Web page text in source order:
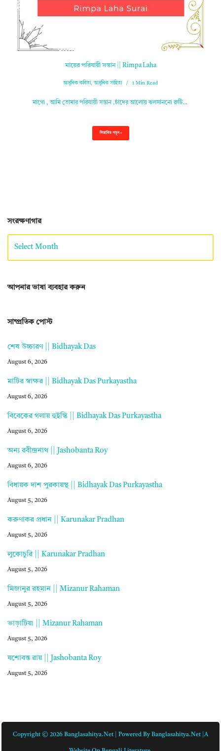
মায়ের পরিযায়ী সন্তান || Rimpa Laha
আধুনিক কবিতা,আধুনিক সাহিত্য 1 Min Read
মাগো , আমি তোমার পরিযায়ী সন্তান ,চাঁদের আলোয় ঝলসাননো রুটি…
বিস্তারিত পড়ুন »
সংরক্ষণাগার
আপনার ভাষা ব্যবহার করুন
সাম্প্রতিক পোস্ট
শেষ উচ্চারণ || Bidhayak Das
August 6, 2026
মাটির স্বাক্ষর || Bidhayak Das Purkayastha
August 6, 2026
বিবেকের গলায় হুইস্কি || Bidhayak Das Purkayastha
August 6, 2026
অন্য রবীন্দ্রনাথ || Jashobanta Roy
August 6, 2026
বিধায়ক দাশ পুরকায়স্থ || Bidhayak Das Purkayastha
August 5, 2026
করুণাকর প্রধান || Karunakar Pradhan
August 5, 2026
লুকোচুরি || Karunakar Pradhan
August 5, 2026
মিজানুর রহমান || Mizanur Rahaman
August 5, 2026
ভাড়াটিয়া || Mizanur Rahaman
August 5, 2026
যশোবন্ত রায় || Jashobanta Roy
August 5, 2026
Copyright © 2026 Banglasahitya.net | Powered By Banglasahitya.net |A